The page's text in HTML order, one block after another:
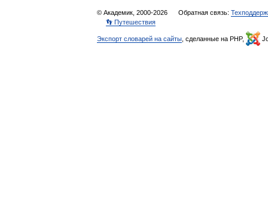
© Академик, 2000-2026 Обратная связь:
👣 Путешествия
Экспорт словарей на сайты , сделанные на PHP,